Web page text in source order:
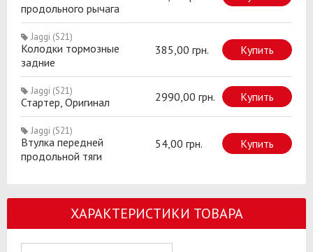
продольного рычага
Jaggi (S21)
Колодки тормозные
задние
385,00 грн. Купить
Jaggi (S21)
Стартер, Оригинал 2990,00 грн. Купить
Jaggi (S21)
Втулка передней
продольной тяги
54,00 грн. Купить
ХАРАКТЕРИСТИКИ ТОВАРА